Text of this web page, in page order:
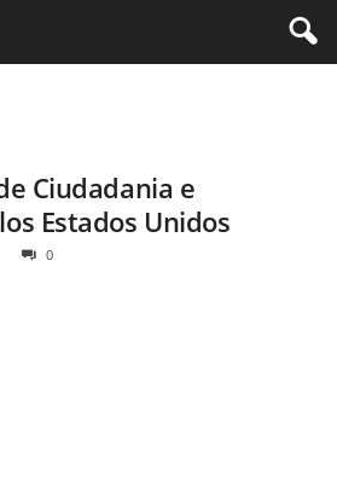
Ciudadania e
Estados Unidos
0